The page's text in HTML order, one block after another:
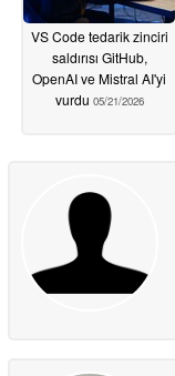
VS Code tedarik zinciri
saldırısı GitHub,
OpenAI ve Mistral AI'yi
vurdu 05/21/2026